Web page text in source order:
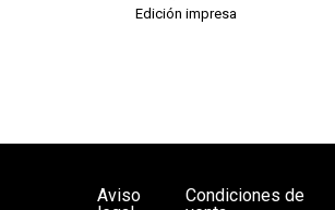
Edición impresa
Aviso
Condiciones de